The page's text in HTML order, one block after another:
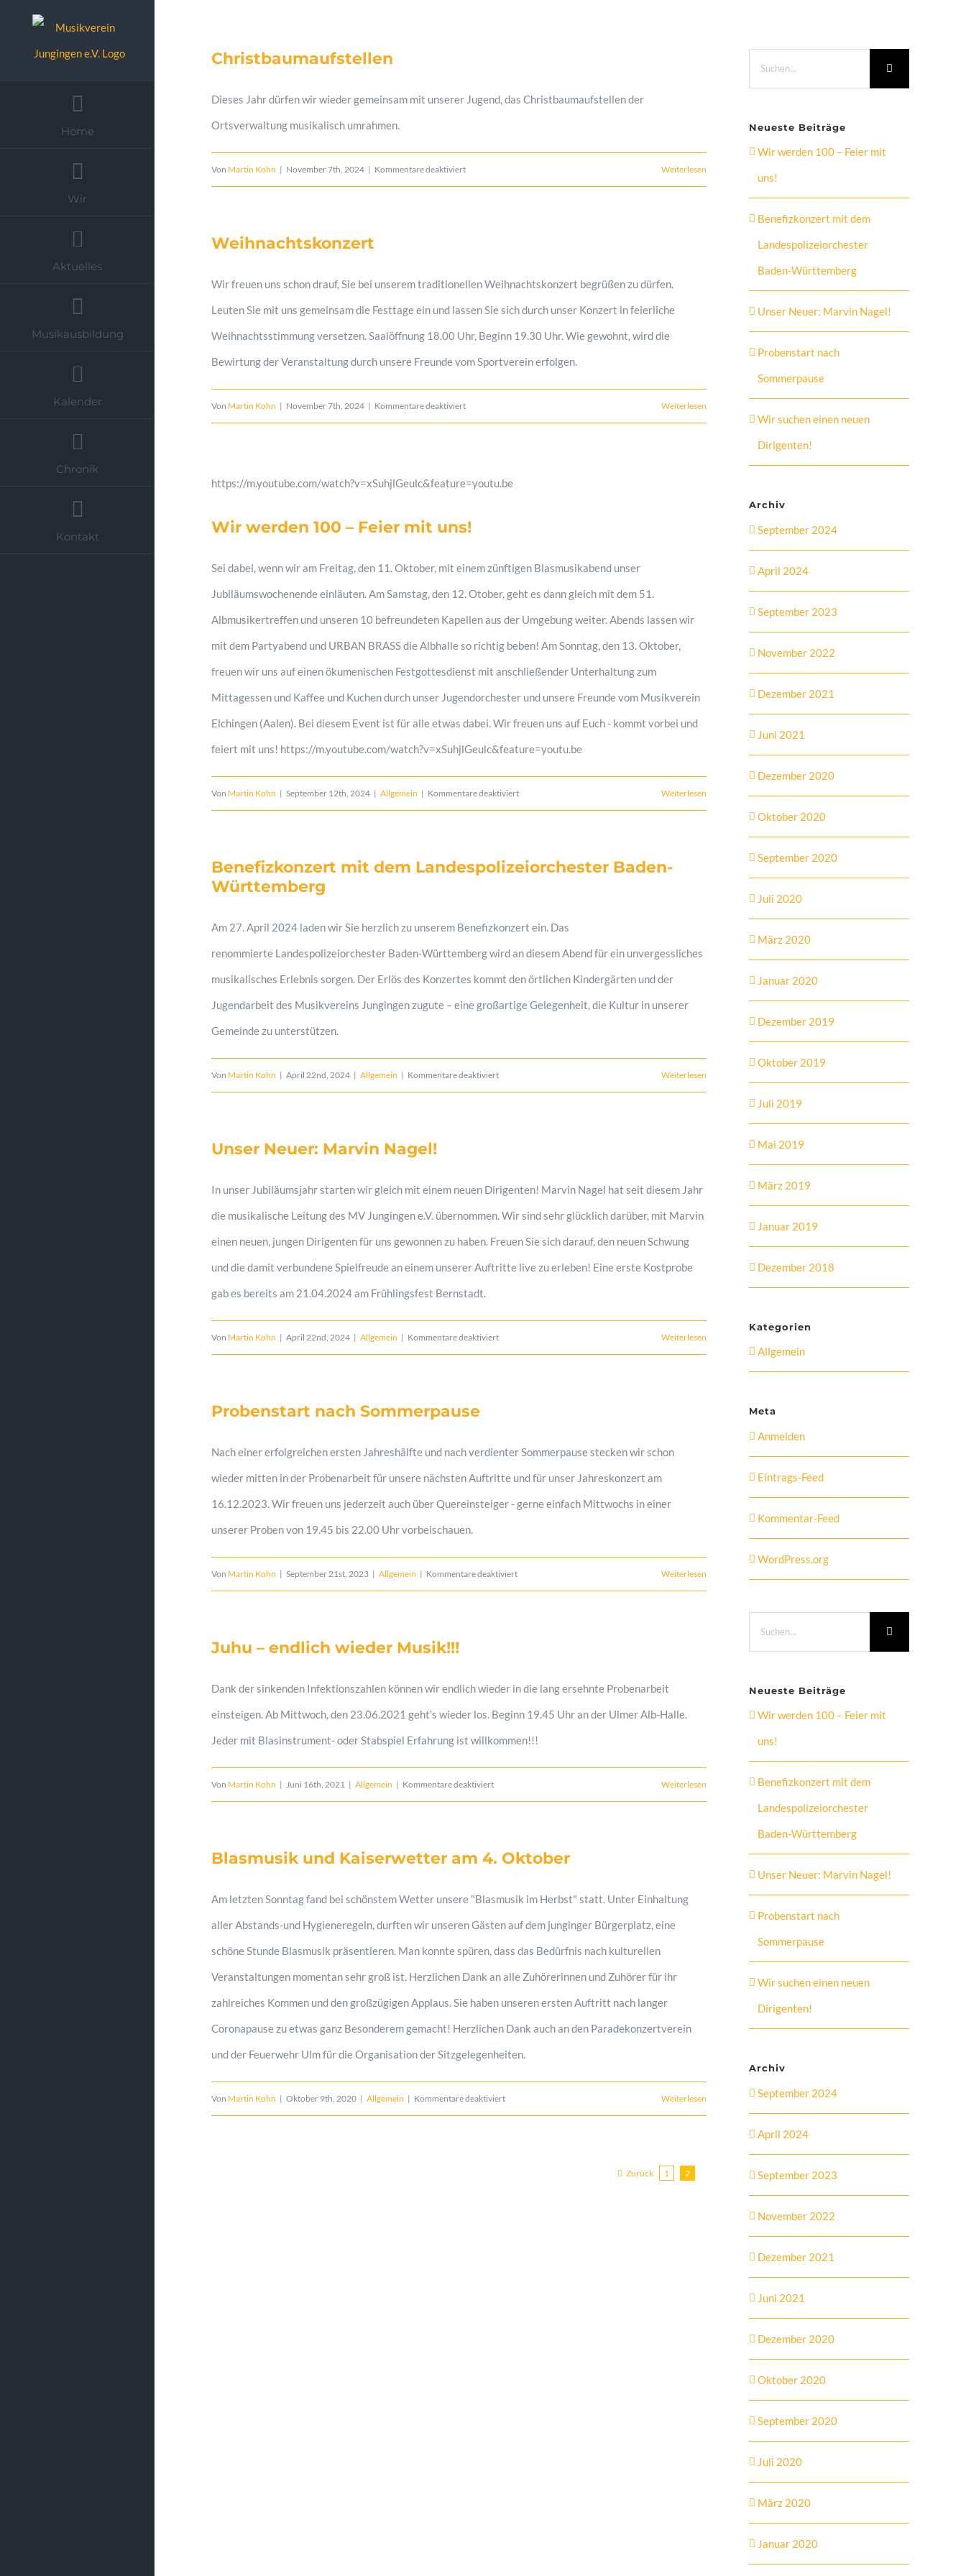
Home
Wir
Aktuelles
Musikausbildung
Kalender
Chronik
Kontakt
Christbaumaufstellen
Dieses Jahr dürfen wir wieder gemeinsam mit unserer Jugend, das Christbaumaufstellen der
Ortsverwaltung musikalisch umrahmen.
Von Martin Kohn | November 7th, 2024 | Kommentare deaktiviertfür Weiterlesen
Weihnachtskonzert
Wir freuen uns schon drauf, Sie bei unserem traditionellen Weihnachtskonzert begrüßen zu dürfen.
Leuten Sie mit uns gemeinsam die Festtage ein und lassen Sie sich durch unser Konzert in feierliche
Weihnachtsstimmung versetzen. Saalöffnung 18.00 Uhr, Beginn 19.30 Uhr. Wie gewohnt, wird die
Bewirtung der Veranstaltung durch unsere Freunde vom Sportverein erfolgen.
Von Martin Kohn | November 7th, 2024 | Kommentare deaktiviertfür Weiterlesen
https://m.youtube.com/watch?v=xSuhjlGeulc&feature=youtu.be
Wir werden 100 – Feier mit uns!
Sei dabei, wenn wir am Freitag, den 11. Oktober, mit einem zünftigen Blasmusikabend unser
Jubiläumswochenende einläuten. Am Samstag, den 12. Otober, geht es dann gleich mit dem 51.
Albmusikertreffen und unseren 10 befreundeten Kapellen aus der Umgebung weiter. Abends lassen wir
mit dem Partyabend und URBAN BRASS die Albhalle so richtig beben! Am Sonntag, den 13. Oktober,
freuen wir uns auf einen ökumenischen Festgottesdienst mit anschließender Unterhaltung zum
Mittagessen und Kaffee und Kuchen durch unser Jugendorchester und unsere Freunde vom Musikverein
Elchingen (Aalen). Bei diesem Event ist für alle etwas dabei. Wir freuen uns auf Euch - kommt vorbei und
feiert mit uns! https://m.youtube.com/watch?v=xSuhjlGeulc&feature=youtu.be
Von Martin Kohn | September 12th, 2024 | Allgemein | Kommentare deaktiviertfür
100
Feier
mit
uns!
Weiterlesen
Benefizkonzert mit dem Landespolizeiorchester Baden-
Württemberg
Am 27. April 2024 laden wir Sie herzlich zu unserem Benefizkonzert ein. Das
renommierte Landespolizeiorchester Baden-Württemberg wird an diesem Abend für ein unvergessliches
musikalisches Erlebnis sorgen. Der Erlös des Konzertes kommt den örtlichen Kindergärten und der
Jugendarbeit des Musikvereins Jungingen zugute – eine großartige Gelegenheit, die Kultur in unserer
Gemeinde zu unterstützen.
Von Martin Kohn | April 22nd, 2024 | Allgemein | Kommentare deaktiviertfür Weiterlesen
Unser Neuer: Marvin Nagel!
In unser Jubiläumsjahr starten wir gleich mit einem neuen Dirigenten! Marvin Nagel hat seit diesem Jahr
die musikalische Leitung des MV Jungingen e.V. übernommen. Wir sind sehr glücklich darüber, mit Marvin
einen neuen, jungen Dirigenten für uns gewonnen zu haben. Freuen Sie sich darauf, den neuen Schwung
und die damit verbundene Spielfreude an einem unserer Auftritte live zu erleben! Eine erste Kostprobe
gab es bereits am 21.04.2024 am Frühlingsfest Bernstadt.
Von Martin Kohn | April 22nd, 2024 | Allgemein | Kommentare deaktiviertfür Weiterlesen
Probenstart nach Sommerpause
Nach einer erfolgreichen ersten Jahreshälfte und nach verdienter Sommerpause stecken wir schon
wieder mitten in der Probenarbeit für unsere nächsten Auftritte und für unser Jahreskonzert am
16.12.2023. Wir freuen uns jederzeit auch über Quereinsteiger - gerne einfach Mittwochs in einer
unserer Proben von 19.45 bis 22.00 Uhr vorbeischauen.
Von Martin Kohn | September 21st, 2023 | Allgemein | Kommentare deaktiviertfür Weiterlesen
Juhu – endlich wieder Musik!!!
Dank der sinkenden Infektionszahlen können wir endlich wieder in die lang ersehnte Probenarbeit
einsteigen. Ab Mittwoch, den 23.06.2021 geht's wieder los. Beginn 19.45 Uhr an der Ulmer Alb-Halle.
Jeder mit Blasinstrument- oder Stabspiel Erfahrung ist willkommen!!!
Von Martin Kohn | Juni 16th, 2021 | Allgemein | Kommentare deaktiviertfür
endlich
Weiterlesen
Blasmusik und Kaiserwetter am 4. Oktober
Am letzten Sonntag fand bei schönstem Wetter unsere "Blasmusik im Herbst" statt. Unter Einhaltung
aller Abstands-und Hygieneregeln, durften wir unseren Gästen auf dem junginger Bürgerplatz, eine
schöne Stunde Blasmusik präsentieren. Man konnte spüren, dass das Bedürfnis nach kulturellen
Veranstaltungen momentan sehr groß ist. Herzlichen Dank an alle Zuhörerinnen und Zuhörer für ihr
zahlreiches Kommen und den großzügigen Applaus. Sie haben unseren ersten Auftritt nach langer
Coronapause zu etwas ganz Besonderem gemacht! Herzlichen Dank auch an den Paradekonzertverein
und der Feuerwehr Ulm für die Organisation der Sitzgelegenheiten.
Von Martin Kohn | Oktober 9th, 2020 | Allgemein | Kommentare deaktiviertfür Weiterlesen
Zurück 1 2
nach:
Neueste Beiträge
Wir werden 100 – Feier mit
uns!
Benefizkonzert mit dem
Landespolizeiorchester
Baden-Württemberg
Unser Neuer: Marvin Nagel!
Probenstart nach
Sommerpause
Wir suchen einen neuen
Dirigenten!
Archiv
September 2024
April 2024
September 2023
November 2022
Dezember 2021
Juni 2021
Dezember 2020
Oktober 2020
September 2020
Juli 2020
März 2020
Januar 2020
Dezember 2019
Oktober 2019
Juli 2019
Mai 2019
März 2019
Januar 2019
Dezember 2018
Kategorien
Allgemein
Meta
Anmelden
Eintrags-Feed
Kommentar-Feed
WordPress.org
nach:
Neueste Beiträge
Wir werden 100 – Feier mit
uns!
Benefizkonzert mit dem
Landespolizeiorchester
Baden-Württemberg
Unser Neuer: Marvin Nagel!
Probenstart nach
Sommerpause
Wir suchen einen neuen
Dirigenten!
Archiv
September 2024
April 2024
September 2023
November 2022
Dezember 2021
Juni 2021
Dezember 2020
Oktober 2020
September 2020
Juli 2020
März 2020
Januar 2020